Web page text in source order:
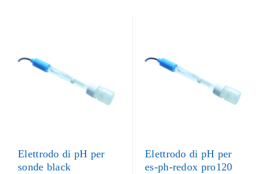
Elettrodo di pH per
sonde black
Elettrodo di pH per
es-ph-redox pro120